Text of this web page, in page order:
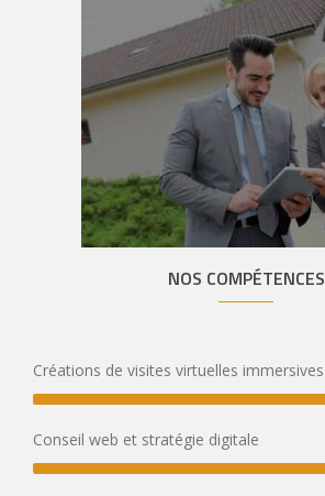
NOS COMPÉTENCES
Créations de visites virtuelles immersives
Conseil web et stratégie digitale